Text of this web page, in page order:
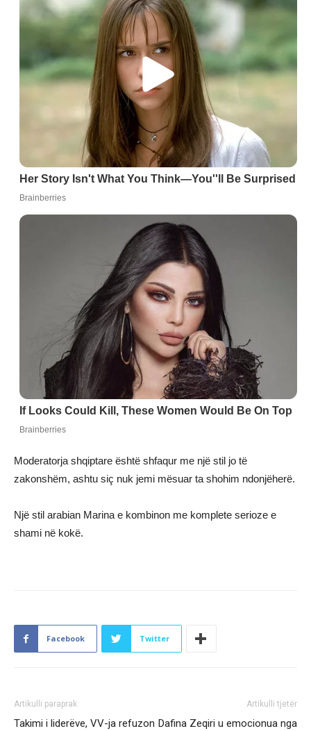
Moderatorja shqiptare është shfaqur me një stil jo të
zakonshëm, ashtu siç nuk jemi mësuar ta shohim ndonjëherë.
Një stil arabian Marina e kombinon me komplete serioze e
shami në kokë.
Facebook Twitter
Artikulli paraprak
Takimi i liderëve, VV-ja refuzon
Artikulli tjetër
Dafina Zeqiri u emocionua nga